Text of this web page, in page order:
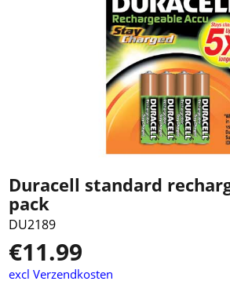
Duracell standard
pack
DU2189
€11.99
excl Verzendkosten